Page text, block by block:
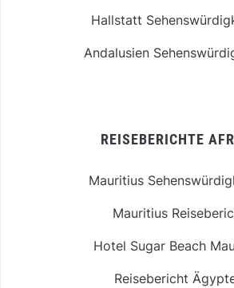
Hallstatt
Andalusien
REISEBERICHTE
Mauritius
Mauritius
Hotel Sugar Beach
Reisebericht